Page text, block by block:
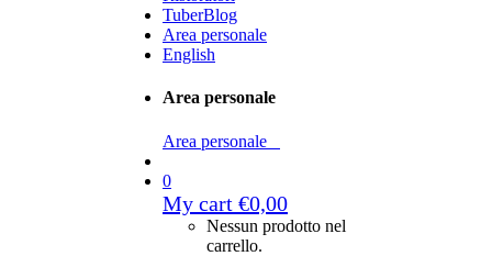
TuberBlog
Area personale
English
Area personale
Area personale
0
My cart €0,00
Nessun prodotto nel
carrello.